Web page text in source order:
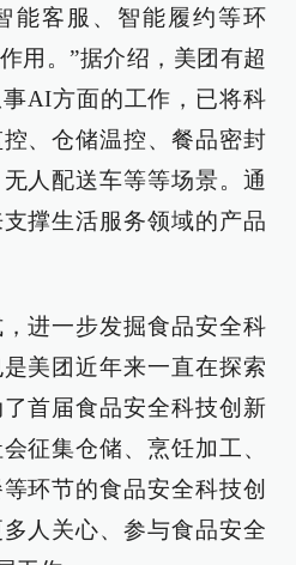
能客服、智能履约等环
用。”据介绍，美团有超
AI方面的工作，已将科
、仓储温控、餐品密封
人配送车等等场景。通
撑生活服务领域的产品
进一步发掘食品安全科
美团近年来一直在探索
首届食品安全科技创新
征集仓储、烹饪加工、
环节的食品安全科技创
人关心、参与食品安全